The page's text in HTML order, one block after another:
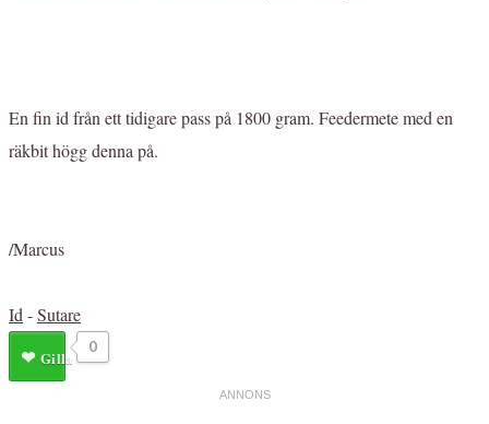
En fin id från ett tidigare pass på 1800 gram. Feedermete med en
räkbit högg denna på.
/Marcus
Id-Sutare
0
Gilla